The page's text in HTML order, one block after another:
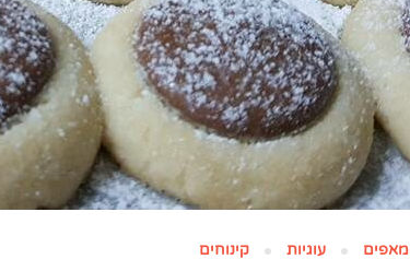
מאפים עוגיות קינוחים